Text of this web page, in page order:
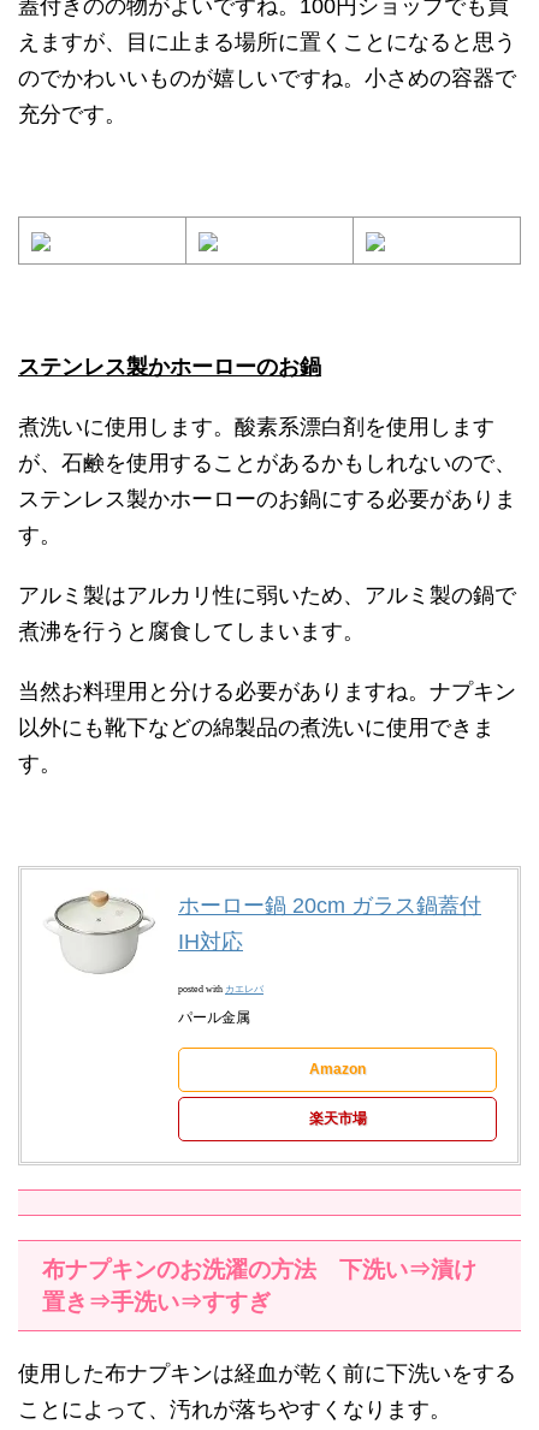
蓋付きのの物がよいですね。100円ショップでも買
えますが、目に止まる場所に置くことになると思う
のでかわいいものが嬉しいですね。小さめの容器で
充分です。
ステンレス製かホーローのお鍋
煮洗いに使用します。酸素系漂白剤を使用します
が、石鹸を使用することがあるかもしれないので、
ステンレス製かホーローのお鍋にする必要がありま
す。
アルミ製はアルカリ性に弱いため、アルミ製の鍋で
煮沸を行うと腐食してしまいます。
当然お料理用と分ける必要がありますね。ナプキン
以外にも靴下などの綿製品の煮洗いに使用できま
す。
ホーロー鍋 20cm ガラス鍋蓋付
IH対応
posted with カエレバ
パール金属
Amazon
楽天市場
布ナプキンのお洗濯の方法 下洗い⇒漬け
置き⇒手洗い⇒すすぎ
使用した布ナプキンは経血が乾く前に下洗いをする
ことによって、汚れが落ちやすくなります。